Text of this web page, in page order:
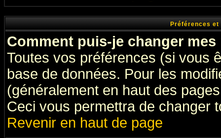
Préférences
Comment puis-je changer mes
Toutes vos préférences (si vous
base de données. Pour les
(généralement en haut des
Ceci vous permettra de changer
Revenir en haut de page